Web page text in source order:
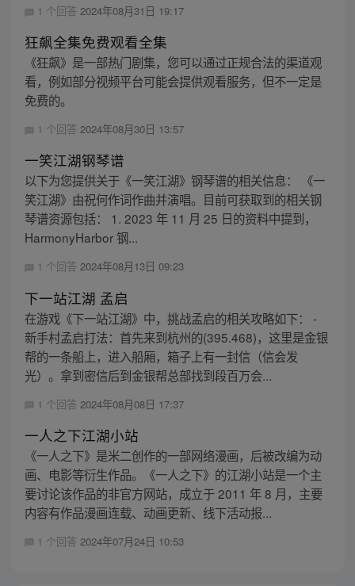
1 个回答 2024年08月31日 19:17
狂飙全集免费观看全集
《狂飙》是一部热门剧集，您可以通过正规合法的渠道观
看，例如部分视频平台可能会提供观看服务，但不一定是
免费的。
1 个回答 2024年08月30日 13:57
一笑江湖钢琴谱
以下为您提供关于《一笑江湖》钢琴谱的相关信息： 《一
笑江湖》由祝何作词作曲并演唱。目前可获取到的相关钢
琴谱资源包括： 1. 2023 年 11 月 25 日的资料中提到，
HarmonyHarbor 钢...
1 个回答 2024年08月13日 09:23
下一站江湖 孟启
在游戏《下一站江湖》中，挑战孟启的相关攻略如下： -
新手村孟启打法：首先来到杭州的(395.468)，这里是金银
帮的一条船上，进入船厢，箱子上有一封信（信会发
光）。拿到密信后到金银帮总部找到段百万会...
1 个回答 2024年08月08日 17:37
一人之下江湖小站
《一人之下》是米二创作的一部网络漫画，后被改编为动
画、电影等衍生作品。《一人之下》的江湖小站是一个主
要讨论该作品的非官方网站，成立于 2011 年 8 月，主要
内容有作品漫画连载、动画更新、线下活动报...
1 个回答 2024年07月24日 10:53